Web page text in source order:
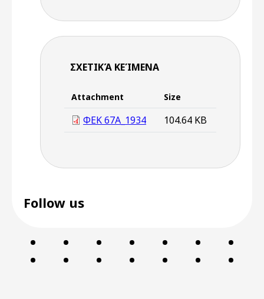
ΣΧΕΤΙΚΆ ΚΕΊΜΕΝΑ
Attachment Size
ΦΕΚ 67Α_1934 104.64 KB
Follow us